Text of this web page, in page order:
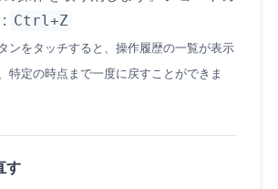
Ctrl+Z
ンをタッチすると、操作履歴の一覧が表示
特定の時点まで一度に戻すことができま
す